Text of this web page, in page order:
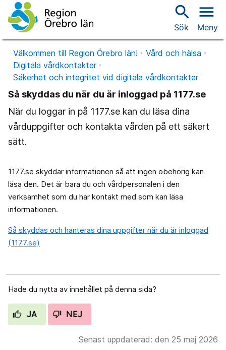
search
Sök
menu
Meny
Välkommen till Region Örebro län!
Vård och hälsa
Digitala vårdkontakter
Säkerhet och integritet vid digitala vårdkontakter
Så skyddas du när du är inloggad på 1177.se
När du loggar in på 1177.se kan du läsa dina
vårduppgifter och kontakta vården på ett säkert
sätt.
1177.se skyddar informationen så att ingen obehörig kan
läsa den. Det är bara du och vårdpersonalen i den
verksamhet som du har kontakt med som kan läsa
informationen.
Så skyddas och hanteras dina uppgifter när du är inloggad
(1177.se)
Hade du nytta av innehållet på denna sida?
JA NEJ
Senast uppdaterad: den 25 maj 2026